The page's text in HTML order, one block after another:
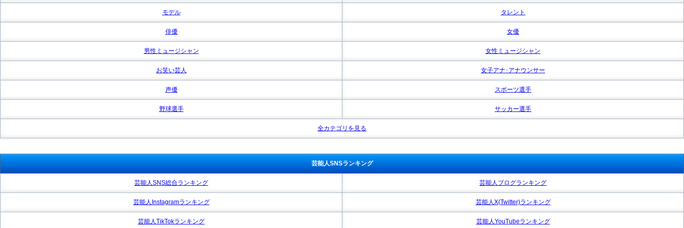
モデル タレント
俳優 女優
男性ミュージシャン 女性ミュージシャン
お笑い芸人 女子アナ･アナウンサー
声優 スポーツ選手
野球選手 サッカー選手
全カテゴリを見る
芸能人SNSランキング
芸能人SNS総合ランキング 芸能人ブログランキング
芸能人Instagramランキング 芸能人X(Twitter)ランキング
芸能人TikTokランキング 芸能人YouTubeランキング